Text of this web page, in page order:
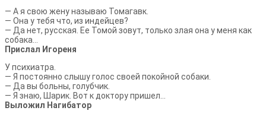
— А я свою жену называю Томагавк.
— Она у тебя что, из индейцев?
— Да нет, русская. Ее Томой зовут, только злая она у меня как
собака…
Прислал Игореня
У психиатра.
— Я постоянно слышу голос своей покойной собаки.
— Да вы больны, голубчик.
— Я знаю, Шарик. Вот к доктору пришел…
Выложил Нагибатор